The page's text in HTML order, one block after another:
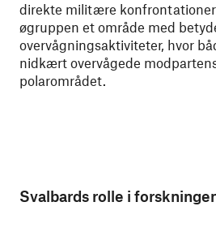
direkte militære konfrontationer
øgruppen et område med
overvågningsaktiviteter, hvor
nidkært overvågede
polarområdet.
Svalbards rolle i